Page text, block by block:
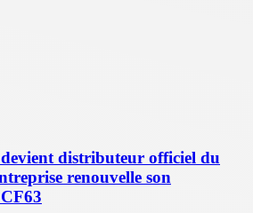
distributeur officiel du
renouvelle son